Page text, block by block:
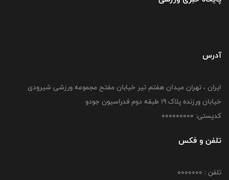
آدرس
ایران ، تهران میدان هفتم تیر خیابان مفتح مجموعه ورزشی شیرودی
خیابان ورزنده پلاک ۱۹ طبقه دوم فدراسیون جودو
کدپستی: 000000000
تلفن و فکس
تلفن : 0000000